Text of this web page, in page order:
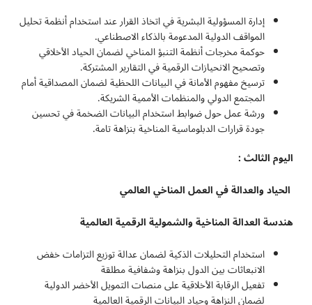
إدارة المسؤولية البشرية في اتخاذ القرار عند استخدام أنظمة تحليل
المواقف الدولية المدعومة بالذكاء الاصطناعي.
حوكمة مخرجات أنظمة التنبؤ المناخي لضمان الحياد الأخلاقي
وتصحيح الانحيازات الرقمية في التقارير المشتركة.
ترسيخ مفهوم الأمانة في البيانات اللحظية لضمان المصداقية أمام
المجتمع الدولي والمنظمات الأممية الشريكة.
ورشة عمل حول ضوابط استخدام البيانات الضخمة في تحسين
جودة قرارات الدبلوماسية المناخية بنزاهة تامة.
اليوم الثالث :
الحياد والعدالة في العمل المناخي العالمي
هندسة العدالة المناخية والشمولية الرقمية العالمية
استخدام التحليلات الذكية لضمان عدالة توزيع التزامات خفض
الانبعاثات بين الدول بنزاهة وشفافية مطلقة
تفعيل الرقابة الأخلاقية على منصات التمويل الأخضر الدولية
لضمان النزاهة وحياد البيانات الرقمية العالمية